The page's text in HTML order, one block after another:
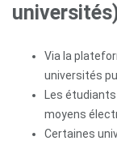
Via la
universités
Les
moyens
Certaines